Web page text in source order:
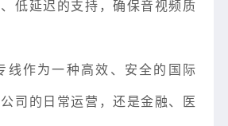
低延迟的支持，确保音视频质
线作为一种高效、安全的国际
司的日常运营，还是金融、医